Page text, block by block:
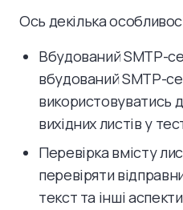
Ось декілька
Вбудований SMTP-
вбудований SMTP-
використовуватись
вихідних листів у
Перевірка вмісту
перевіряти
текст та інші